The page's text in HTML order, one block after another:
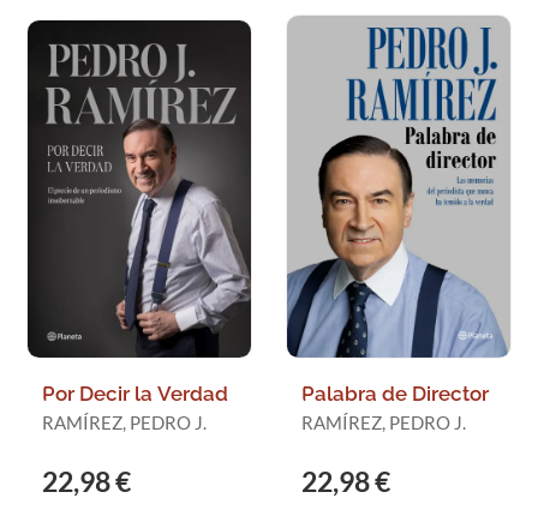
Por Decir la Verdad
RAMÍREZ, PEDRO J.
22,98 €
Palabra de Director
RAMÍREZ, PEDRO J.
22,98 €